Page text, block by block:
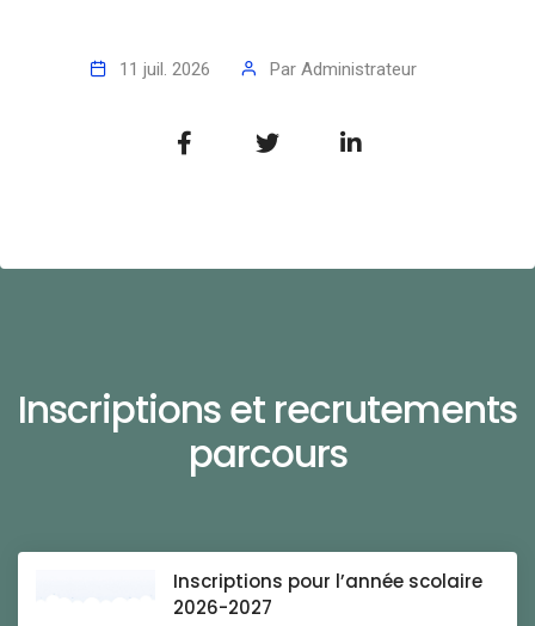
11 juil. 2026 Par Administrateur
Inscriptions et recrutements
parcours
Inscriptions pour l’année scolaire
2026-2027